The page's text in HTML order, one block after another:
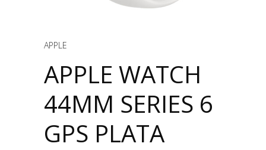
APPLE
APPLE WATCH
44MM SERIES 6
GPS PLATA